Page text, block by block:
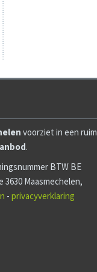
Kinderyoga word ...
voorziet in een ruim
.
BTW BE
Maasmechelen,
- privacyverklaring